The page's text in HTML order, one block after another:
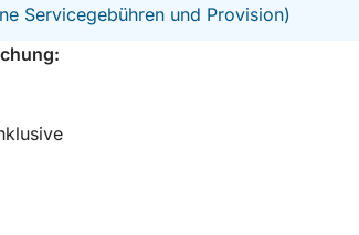
Servicegebühren und Provision)